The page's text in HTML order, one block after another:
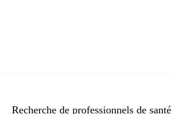
Recherche de professionnels de